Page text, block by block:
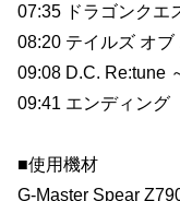
07:35 ドラゴンクエ
08:20 テイルズ オ
09:08 D.C. Re:tune
09:41 エンディング
■使用機材
G-Master Spear